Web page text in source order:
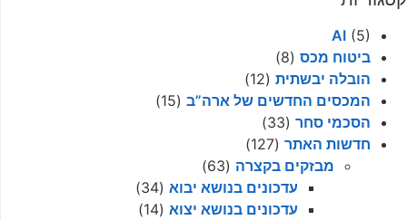
AI (5)
ביטוח מכס (8)
הובלה יבשתית (12)
המכסים החדשים של ארה”ב (15)
הסכמי סחר (33)
חדשות האתר (127)
מבזקים בקצרה (63)
עדכונים בנושא יבוא (34)
עדכונים בנושא יצוא (14)